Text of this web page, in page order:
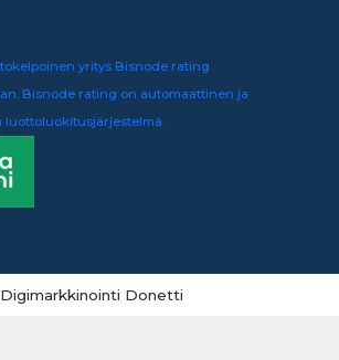
Digimarkkinointi Donetti